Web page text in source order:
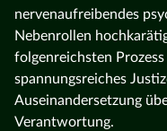
nervenaufreibendes
Nebenrollen
folgenreichsten
spannungsreiches
Auseinandersetzung
Verantwortung.